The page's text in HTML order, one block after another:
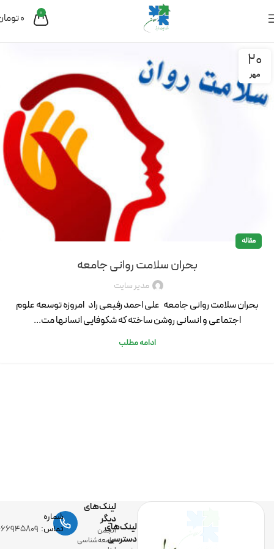
0
0
20
مهر
مقاله
بحران سلامت روانی جامعه
مدیر سایت
بحران سلامت روانی جامعه علی احمد رفیعی راد امروزه توسعه علوم
اجتماعی و انسانی روشن ساخته که شکوفایی انسان­ها مت...
ادامه مطلب
لینک‌های
دسترسی
لینک‌های
دیگر
انجمن
جامعه‌شناسی
شماره
تماس: ۰۲۱-